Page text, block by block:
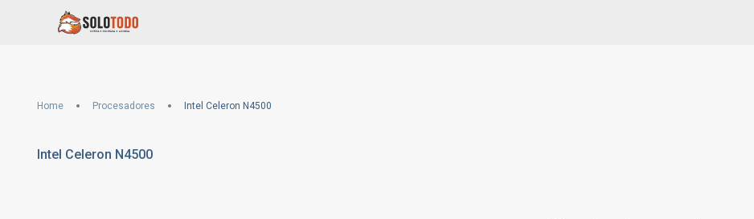
Home Procesadores Intel Celeron N4500
Intel Celeron N4500